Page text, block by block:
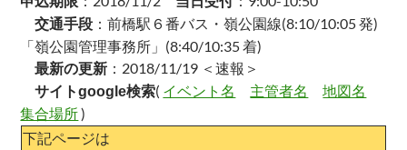
交通手段 ：前橋駅６番バス・嶺公園線(8:10/10:05 発)
「嶺公園管理事務所」(8:40/10:35 着)
最新の更新 ：2018/11/19 ＜速報＞
サイトgoogle検索( イベント名 主管者名
地図名
集合場所)
下記ページは